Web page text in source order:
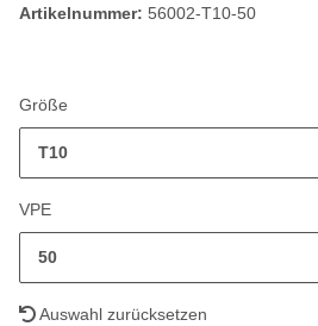
Artikelnummer: 56002-T10-50
Größe
T10
VPE
50
Auswahl zurücksetzen